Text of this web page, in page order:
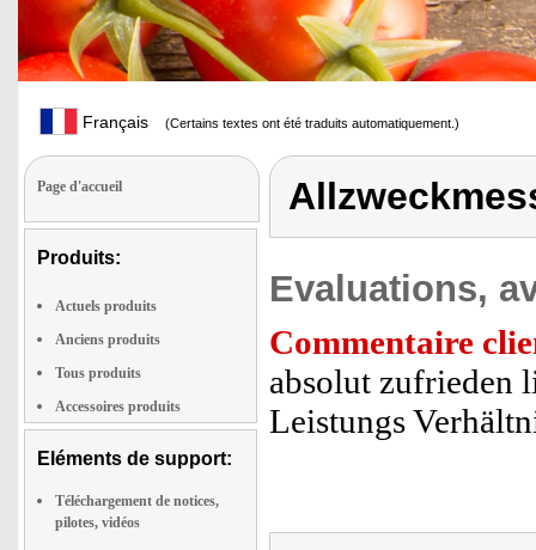
Français (Certains textes ont été traduits automatiquement.)
Page d'accueil
Produits:
Actuels produits
Anciens produits
Tous produits
Accessoires produits
Eléments de support:
Téléchargement de notices,
pilotes, vidéos
Evaluations,
Commentaire
absolut zufrieden
Leistungs